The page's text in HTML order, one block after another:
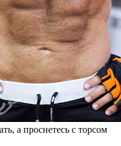
а проснетесь с торсом